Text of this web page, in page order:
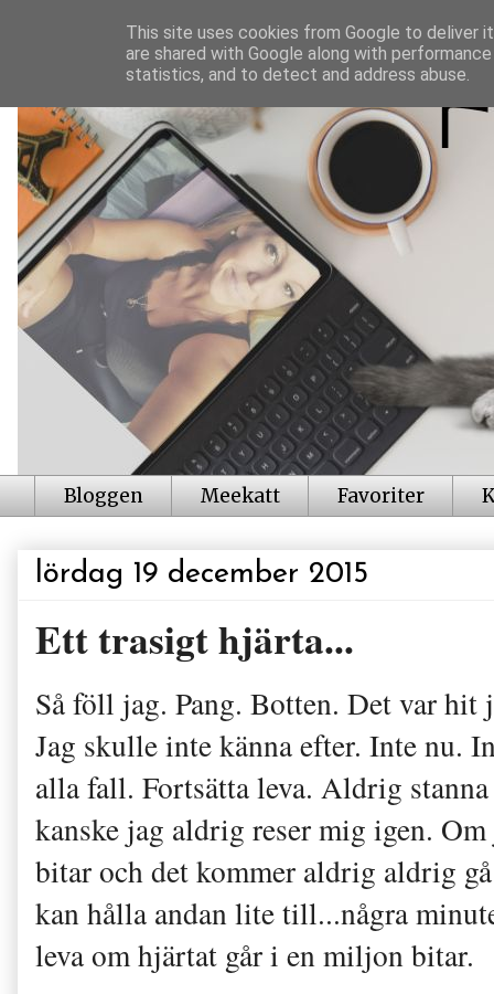
Bloggen Meekatt Favoriter
lördag 19 december 2015
Ett trasigt hjärta...
Så föll jag. Pang. Botten. Det var
Jag skulle inte känna efter. Inte nu.
alla fall. Fortsätta leva. Aldrig
kanske jag aldrig reser mig igen.
bitar och det kommer aldrig aldrig
kan hålla andan lite till...några
leva om hjärtat går i en miljon bitar.
This site uses cookies from Google to deliver
are shared with Google along with
statistics, and to detect and address abuse.